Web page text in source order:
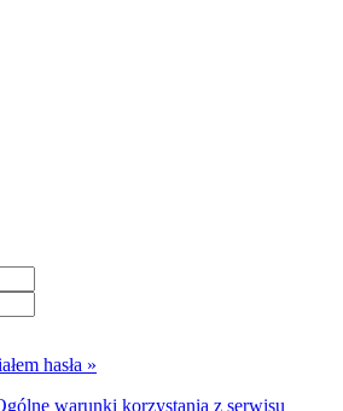
hasła »
warunki korzystania z serwisu